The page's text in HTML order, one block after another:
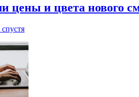
цены и цвета нового
спустя